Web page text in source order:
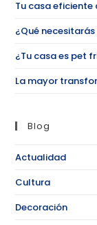
Tu casa eficiente
¿Qué
¿Tu casa es pet
La mayor
Blog
Actualidad
Cultura
Decoración